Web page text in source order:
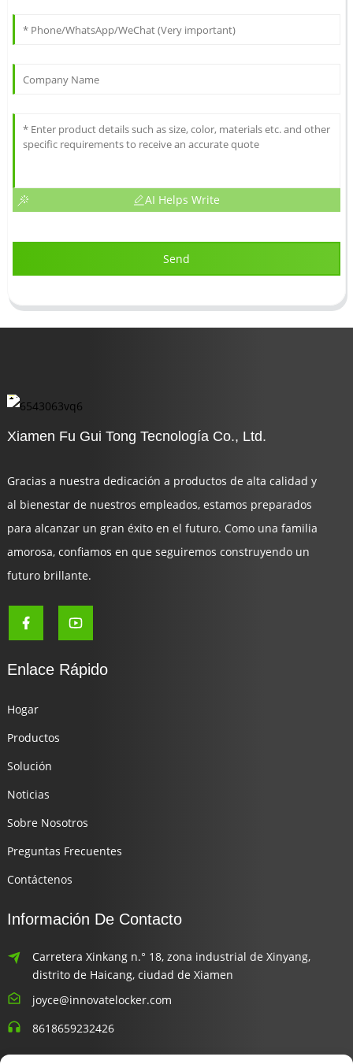
AI Helps Write
Send
Xiamen Fu Gui Tong Tecnología Co., Ltd.
Gracias a nuestra dedicación a productos de alta calidad y
al bienestar de nuestros empleados, estamos preparados
para alcanzar un gran éxito en el futuro. Como una familia
amorosa, confiamos en que seguiremos construyendo un
futuro brillante.
Enlace Rápido
Hogar
Productos
Solución
Noticias
Sobre Nosotros
Preguntas Frecuentes
Contáctenos
Información De Contacto
Carretera Xinkang n.° 18, zona industrial de Xinyang,
distrito de Haicang, ciudad de Xiamen
joyce@innovatelocker.com
8618659232426